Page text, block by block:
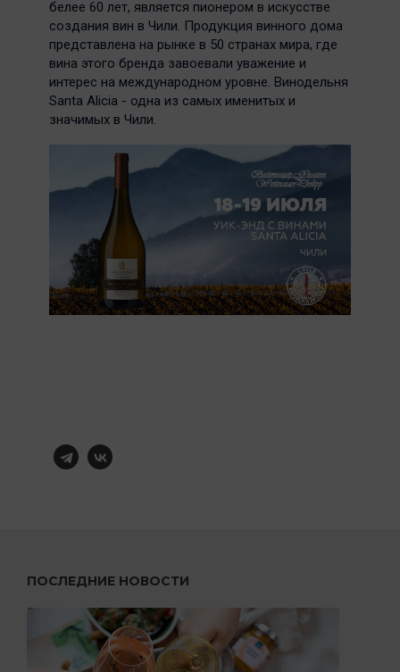
белее 60 лет, является пионером в искусстве
создания вин в Чили. Продукция винного дома
представлена на рынке в 50 странах мира, где
вина этого бренда завоевали уважение и
интерес на международном уровне. Винодельня
Santa Alicia - одна из самых именитых и
значимых в Чили.
ПОСЛЕДНИЕ НОВОСТИ